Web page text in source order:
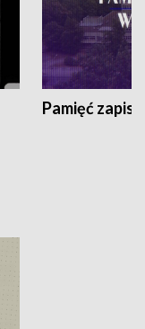
Pamięć